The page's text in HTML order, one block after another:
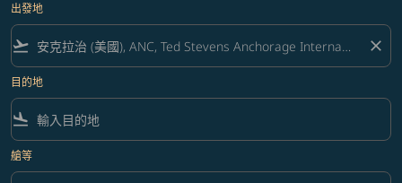
出發地
flight_takeoff close
目的地
flight_land
艙等